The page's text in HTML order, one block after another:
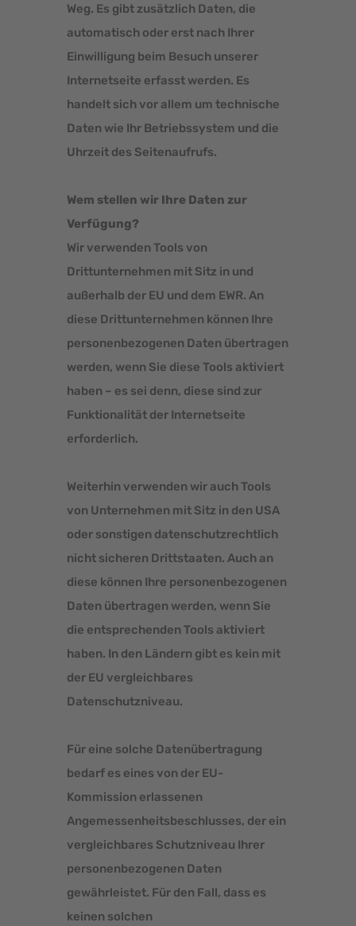
Weg. Es gibt zusätzlich Daten, die
automatisch oder erst nach Ihrer
Einwilligung beim Besuch unserer
Internetseite erfasst werden. Es
handelt sich vor allem um technische
Daten wie Ihr Betriebssystem und die
Uhrzeit des Seitenaufrufs.
Wem stellen wir Ihre Daten zur
Verfügung?
Wir verwenden Tools von
Drittunternehmen mit Sitz in und
außerhalb der EU und dem EWR. An
diese Drittunternehmen können Ihre
personenbezogenen Daten übertragen
werden, wenn Sie diese Tools aktiviert
haben – es sei denn, diese sind zur
Funktionalität der Internetseite
erforderlich.
Weiterhin verwenden wir auch Tools
von Unternehmen mit Sitz in den USA
oder sonstigen datenschutzrechtlich
nicht sicheren Drittstaaten. Auch an
diese können Ihre personenbezogenen
Daten übertragen werden, wenn Sie
die entsprechenden Tools aktiviert
haben. In den Ländern gibt es kein mit
der EU vergleichbares
Datenschutzniveau.
Für eine solche Datenübertragung
bedarf es eines von der EU-
Kommission erlassenen
Angemessenheitsbeschlusses, der ein
vergleichbares Schutzniveau Ihrer
personenbezogenen Daten
gewährleistet. Für den Fall, dass es
keinen solchen